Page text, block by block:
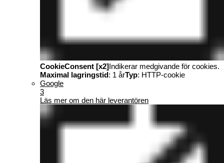
CookieConsent [x2]Indikerar medgivande för cookies.
Maximal lagringstid: 1 årTyp: HTTP-cookie
Google
3
Läs mer om den här leverantören